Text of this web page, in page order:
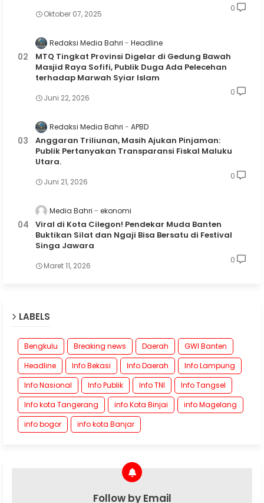
Oktober 07, 2025
0
Redaksi Media Bahri Headline
MTQ Tingkat Provinsi Digelar di Gedung Bawah
Masjid Raya Sofifi, Publik Duga Ada Pelecehan
terhadap Marwah Syiar Islam
Juni 22, 2026
0
Redaksi Media Bahri APBD
Anggaran Triliunan, Masih Ajukan Pinjaman:
Publik Pertanyakan Transparansi Fiskal Maluku
Utara.
Juni 21, 2026
0
Media Bahri ekonomi
Viral di Kota Cilegon! Pendekar Muda Banten
Buktikan Silat dan Ngaji Bisa Bersatu di Festival
Singa Jawara
Maret 11, 2026
0
LABELS
Bengkulu Breaking news Daerah
GWI Banten
Headline
Info Bekasi Info Daerah
Info Lampung
Info Nasional
Info Publik Info TNI
Info Tangsel
Info kota Tangerang
info Kota Binjai
info Magelang
info bogor
info kota Banjar
Follow by Email